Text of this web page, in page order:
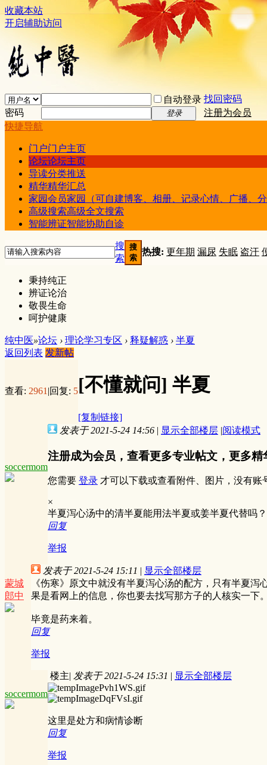
收藏本站
开启辅助访问
自动登录 找回密码
密码
登录
注册为会员
快捷导航
门户门户主页
论坛论坛主页
导读分类推送
精华精华汇总
家园会员家园（可自建博客、相册、记录心情、广播、
高级搜索高级全文搜索
智能辨证智能协助自诊
搜
索
搜
索
热搜: 更年期 漏尿 失眠 盗汗
秉持纯正
辨证论治
敬畏生命
呵护健康
纯中医»论坛 › 理论学习专区 › 释疑解惑 › 半夏
返回列表 发新帖
查看: 2961 |回复: 5[不懂就问] 半夏
[复制链接]
soccermom
发表于 2021-5-24 14:56 | 显示全部楼层 |阅读模式
注册成为会员，查看更多专业帖文，更多精
您需要 登录 才可以下载或查看附件、图片，没有账
×
半夏泻心汤中的清半夏能用法半夏或姜半夏代替吗
回复
举报
蒙城
郎中
发表于 2021-5-24 15:11 | 显示全部楼层
《伤寒》原文中就没有半夏泻心汤的配方，只有半夏
果是看网上的信息，你也要去找写那方子的人核实一下
毕竟是药来着。
回复
举报
soccermom
楼主| 发表于 2021-5-24 15:31 | 显示全部楼层
这里是处方和病情诊断
回复
举报